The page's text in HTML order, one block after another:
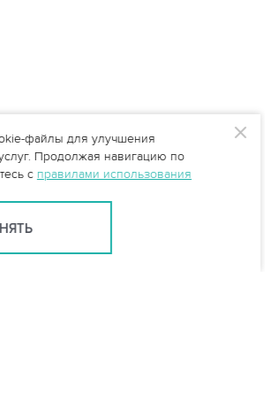
файлы для улучшения
Продолжая навигацию по
с правилами использования